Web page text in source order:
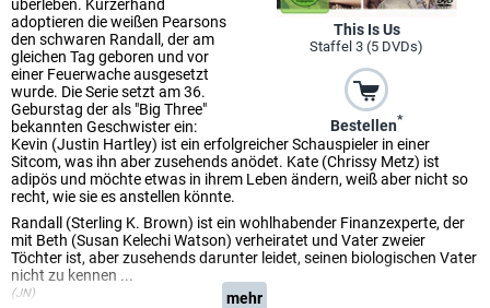
This Is Us
Staffel 3 (5 DVDs)
Bestellen*
überleben. Kurzerhand
adoptieren die weißen Pearsons
den schwaren Randall, der am
gleichen Tag geboren und vor
einer Feuerwache ausgesetzt
wurde. Die Serie setzt am 36.
Geburstag der als "Big Three"
bekannten Geschwister ein:
Kevin (Justin Hartley) ist ein erfolgreicher Schauspieler in einer
Sitcom, was ihn aber zusehends anödet. Kate (Chrissy Metz) ist
adipös und möchte etwas in ihrem Leben ändern, weiß aber nicht so
recht, wie sie es anstellen könnte.
Randall (Sterling K. Brown) ist ein wohlhabender Finanzexperte, der
mit Beth (Susan Kelechi Watson) verheiratet und Vater zweier
Töchter ist, aber zusehends darunter leidet, seinen biologischen Vater
nicht zu kennen ...
(JN) mehr